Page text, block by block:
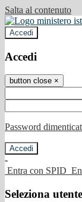
Salta al contenuto
Accedi
Accedi
button close ×
Password
-
Entra con SPID
Seleziona utente